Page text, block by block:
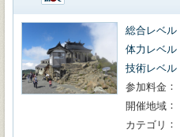
総合レベル
体力レベル
技術レベル
参加料金
開催地域
カテゴリ